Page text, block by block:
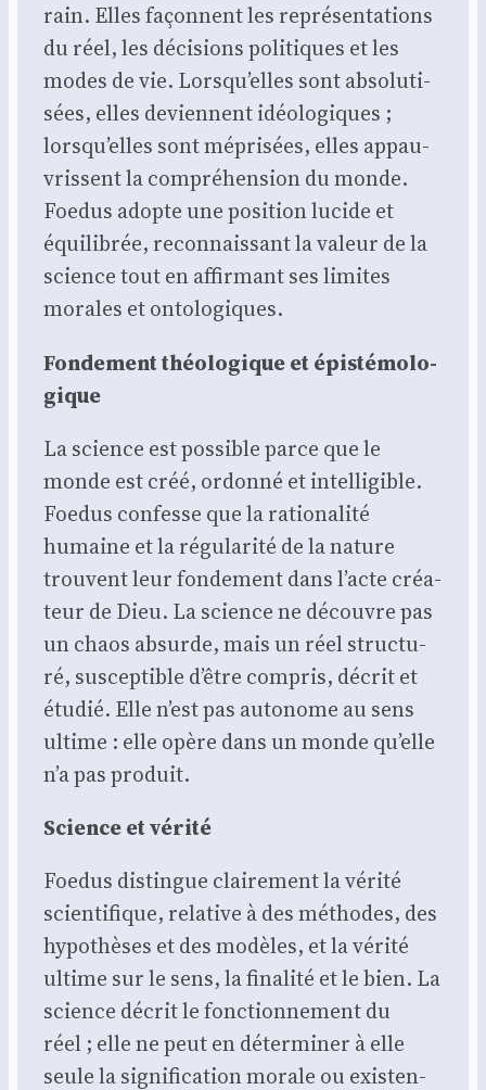
rain. Elles façonnent les repré­sen­ta­tions
du réel, les déci­sions poli­tiques et les
modes de vie. Lorsqu’elles sont abso­lu­ti­
sées, elles deviennent idéo­lo­giques ;
lorsqu’elles sont mépri­sées, elles appau­
vrissent la com­pré­hen­sion du monde.
Foe­dus adopte une posi­tion lucide et
équi­li­brée, recon­nais­sant la valeur de la
science tout en affir­mant ses limites
morales et onto­lo­giques.
Fon­de­ment théo­lo­gique et épis­té­mo­lo­
gique
La science est pos­sible parce que le
monde est créé, ordon­né et intel­li­gible.
Foe­dus confesse que la ratio­na­li­té
humaine et la régu­la­ri­té de la nature
trouvent leur fon­de­ment dans l’acte créa­
teur de Dieu. La science ne découvre pas
un chaos absurde, mais un réel struc­tu­
ré, sus­cep­tible d’être com­pris, décrit et
étu­dié. Elle n’est pas auto­nome au sens
ultime : elle opère dans un monde qu’elle
n’a pas pro­duit.
Science et véri­té
Foe­dus dis­tingue clai­re­ment la véri­té
scien­ti­fique, rela­tive à des méthodes, des
hypo­thèses et des modèles, et la véri­té
ultime sur le sens, la fina­li­té et le bien. La
science décrit le fonc­tion­ne­ment du
réel ; elle ne peut en déter­mi­ner à elle
seule la signi­fi­ca­tion morale ou exis­ten­